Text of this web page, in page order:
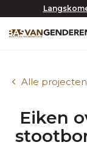
Alle projecten
Eiken